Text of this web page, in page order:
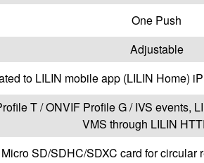
One Push
Adjustable
to LILIN mobile app (LILIN Home)
T / ONVIF Profile G / IVS events,
VMS through LILIN
SD/SDHC/SDXC card for circular